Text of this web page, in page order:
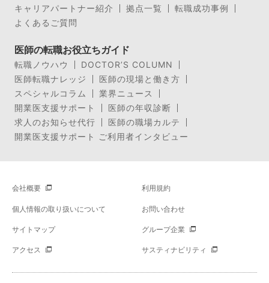
キャリアパートナー紹介
拠点一覧
転職成功事例
よくあるご質問
医師の転職お役立ちガイド
転職ノウハウ
DOCTOR’S COLUMN
医師転職ナレッジ
医師の現場と働き方
スペシャルコラム
業界ニュース
開業医支援サポート
医師の年収診断
求人のお知らせ代行
医師の職場カルテ
開業医支援サポート ご利用者インタビュー
会社概要 利用規約
個人情報の取り扱いについて お問い合わせ
サイトマップ グループ企業
アクセス サスティナビリティ